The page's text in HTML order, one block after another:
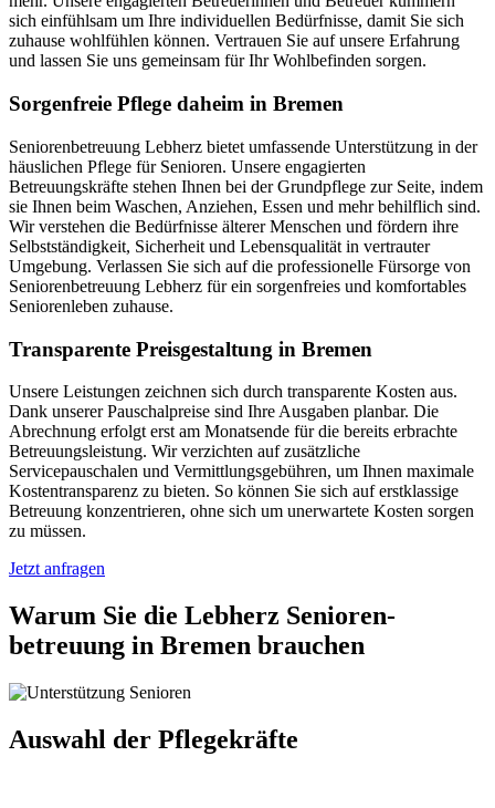
sich einfühlsam um Ihre individuellen Bedürfnisse, damit Sie sich
zuhause wohlfühlen können. Vertrauen Sie auf unsere Erfahrung
und lassen Sie uns gemeinsam für Ihr Wohlbefinden sorgen.
Sorgenfreie Pflege daheim in Bremen
Seniorenbetreuung Lebherz bietet umfassende Unterstützung in der
häuslichen Pflege für Senioren. Unsere engagierten
Betreuungskräfte stehen Ihnen bei der Grundpflege zur Seite, indem
sie Ihnen beim Waschen, Anziehen, Essen und mehr behilflich sind.
Wir verstehen die Bedürfnisse älterer Menschen und fördern ihre
Selbstständigkeit, Sicherheit und Lebensqualität in vertrauter
Umgebung. Verlassen Sie sich auf die professionelle Fürsorge von
Seniorenbetreuung Lebherz für ein sorgenfreies und komfortables
Seniorenleben zuhause.
Transparente Preisgestaltung in Bremen
Unsere Leistungen zeichnen sich durch transparente Kosten aus.
Dank unserer Pauschalpreise sind Ihre Ausgaben planbar. Die
Abrechnung erfolgt erst am Monatsende für die bereits erbrachte
Betreuungsleistung. Wir verzichten auf zusätzliche
Servicepauschalen und Vermittlungsgebühren, um Ihnen maximale
Kostentransparenz zu bieten. So können Sie sich auf erstklassige
Betreuung konzentrieren, ohne sich um unerwartete Kosten sorgen
zu müssen.
Jetzt anfragen
Warum Sie die Lebherz Senioren­
betreuung in Bremen brauchen
Auswahl der Pflegekräfte